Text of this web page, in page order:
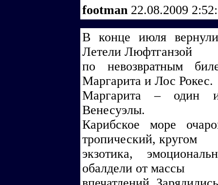
footman 22.08.2009
В конце июля
Летели Люфтганзой
по невозвратным
Маргарита и Лос Рокес.
Маргарита – один
Венесуэлы.
Карибское море
тропический, кругом
экзотика,
обалдели от массы